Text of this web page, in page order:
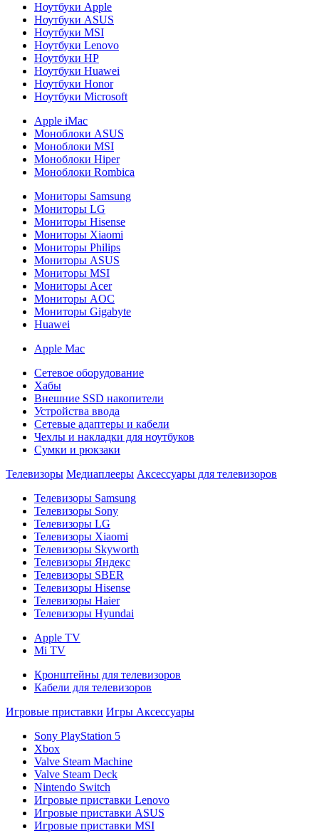
Ноутбуки Apple
Ноутбуки ASUS
Ноутбуки MSI
Ноутбуки Lenovo
Ноутбуки HP
Ноутбуки Huawei
Ноутбуки Honor
Ноутбуки Microsoft
Apple iMac
Моноблоки ASUS
Моноблоки MSI
Моноблоки Hiper
Моноблоки Rombica
Мониторы Samsung
Мониторы LG
Мониторы Hisense
Мониторы Xiaomi
Мониторы Philips
Мониторы ASUS
Мониторы MSI
Мониторы Acer
Мониторы AOC
Мониторы Gigabyte
Huawei
Apple Mac
Сетевое оборудование
Хабы
Внешние SSD накопители
Устройства ввода
Сетевые адаптеры и кабели
Чехлы и накладки для ноутбуков
Сумки и рюкзаки
Телевизоры Медиаплееры Аксессуары для телевизоров
Телевизоры Samsung
Телевизоры Sony
Телевизоры LG
Телевизоры Xiaomi
Телевизоры Skyworth
Телевизоры Яндекс
Телевизоры SBER
Телевизоры Hisense
Телевизоры Haier
Телевизоры Hyundai
Apple TV
Mi TV
Кронштейны для телевизоров
Кабели для телевизоров
Игровые приставки Игры Аксессуары
Sony PlayStation 5
Xbox
Valve Steam Machine
Valve Steam Deck
Nintendo Switch
Игровые приставки Lenovo
Игровые приставки ASUS
Игровые приставки MSI